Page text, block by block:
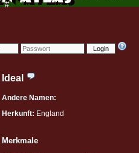
Login
#
Ideal
Andere Namen:
Herkunft: England
Merkmale